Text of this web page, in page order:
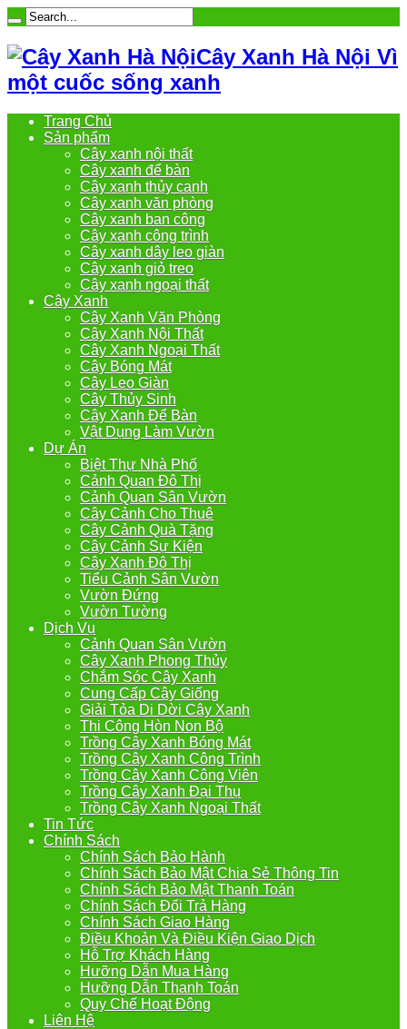
Cây Xanh Hà Nội Vì
một cuốc sống xanh
Trang Chủ
Sản phẩm
Cây xanh nội thất
Cây xanh để bàn
Cây xanh thủy canh
Cây xanh văn phòng
Cây xanh ban công
Cây xanh công trình
Cây xanh dây leo giàn
Cây xanh giỏ treo
Cây xanh ngoại thất
Cây Xanh
Cây Xanh Văn Phòng
Cây Xanh Nội Thất
Cây Xanh Ngoại Thất
Cây Bóng Mát
Cây Leo Giàn
Cây Thủy Sinh
Cây Xanh Để Bàn
Vật Dụng Làm Vườn
Dự Án
Biệt Thự Nhà Phố
Cảnh Quan Đô Thị
Cảnh Quan Sân Vườn
Cây Cảnh Cho Thuê
Cây Cảnh Quà Tặng
Cây Cảnh Sự Kiện
Cây Xanh Đô Thị
Tiểu Cảnh Sân Vườn
Vườn Đứng
Vườn Tường
Dịch Vụ
Cảnh Quan Sân Vườn
Cây Xanh Phong Thủy
Chắm Sóc Cây Xanh
Cung Cấp Cây Giống
Giải Tỏa Di Dời Cây Xanh
Thi Công Hòn Non Bộ
Trồng Cây Xanh Bóng Mát
Trồng Cây Xanh Công Trình
Trồng Cây Xanh Công Viên
Trồng Cây Xanh Đại Thụ
Trồng Cây Xanh Ngoại Thất
Tin Tức
Chính Sách
Chính Sách Bảo Hành
Chính Sách Bảo Mật Chia Sẻ Thông Tin
Chính Sách Bảo Mật Thanh Toán
Chính Sách Đổi Trả Hàng
Chính Sách Giao Hàng
Điều Khoản Và Điều Kiện Giao Dịch
Hỗ Trợ Khách Hàng
Hưỡng Dẫn Mua Hàng
Hưỡng Dẫn Thanh Toán
Quy Chế Hoạt Động
Liên Hệ